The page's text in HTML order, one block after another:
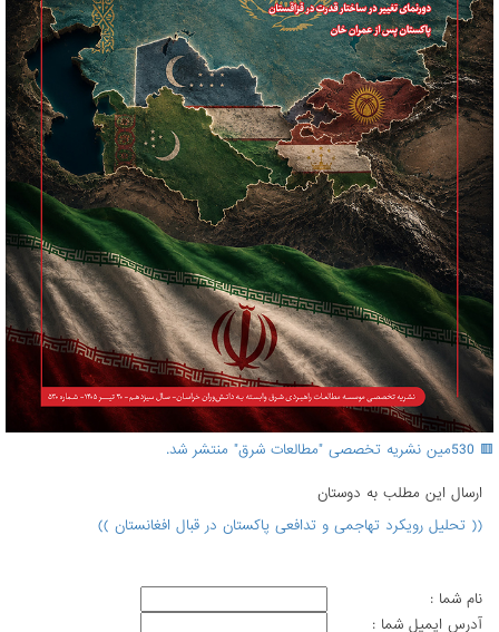
🟥 530مین نشریه تخصصی "مطالعات شرق" منتشر شد.
ارسال اين مطلب به دوستان
(( تحلیل رویکرد تهاجمی و تدافعی پاکستان در قبال افغانستان ))
نام شما :
آدرس ايميل شما :